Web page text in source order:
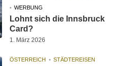
WERBUNG
Lohnt sich die Innsbruck
Card?
1. März 2026
ÖSTERREICH
STÄDTEREISEN